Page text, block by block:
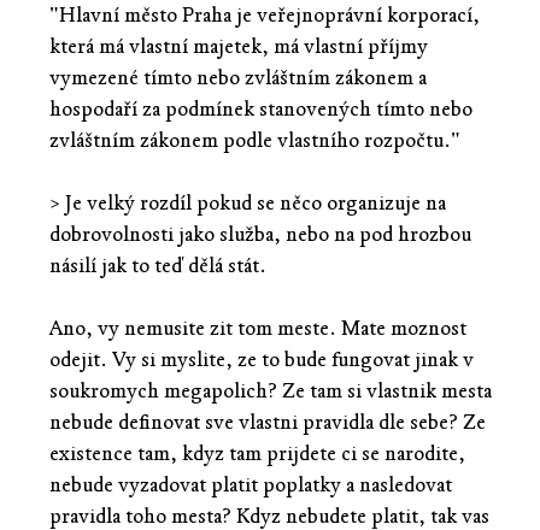
"Hlavní město Praha je veřejnoprávní korporací,
která má vlastní majetek, má vlastní příjmy
vymezené tímto nebo zvláštním zákonem a
hospodaří za podmínek stanovených tímto nebo
zvláštním zákonem podle vlastního rozpočtu."
> Je velký rozdíl pokud se něco organizuje na
dobrovolnosti jako služba, nebo na pod hrozbou
násilí jak to teď dělá stát.
Ano, vy nemusite zit tom meste. Mate moznost
odejit. Vy si myslite, ze to bude fungovat jinak v
soukromych megapolich? Ze tam si vlastnik mesta
nebude definovat sve vlastni pravidla dle sebe? Ze
existence tam, kdyz tam prijdete ci se narodite,
nebude vyzadovat platit poplatky a nasledovat
pravidla toho mesta? Kdyz nebudete platit, tak vas